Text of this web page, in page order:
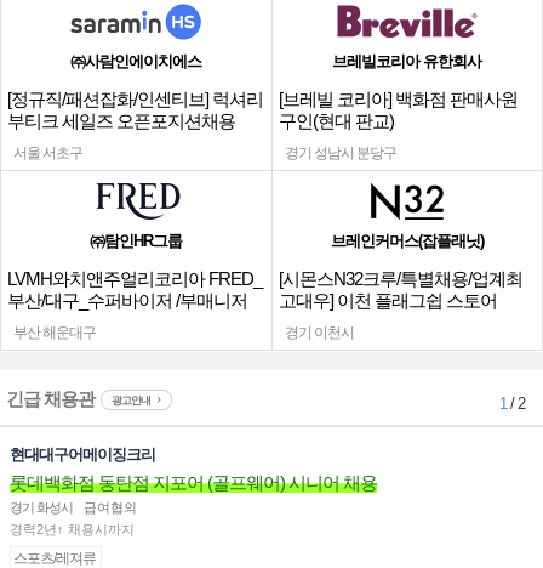
㈜사람인에이치에스
[정규직/패션잡화/인센티브] 럭셔리
부티크 세일즈 오픈포지션채용
서울 서초구
브레빌코리아 유한회사
[브레빌 코리아] 백화점 판매사원
구인(현대 판교)
경기 성남시 분당구
㈜탐인HR그룹
LVMH와치앤주얼리코리아 FRED_
부산/대구_수퍼바이저 /부매니저
채용
부산 해운대구
브레인커머스(잡플래닛)
[시몬스N32크루/특별채용/업계최
고대우] 이천 플래그쉽 스토어
경기 이천시
긴급 채용관 광고안내 1/ 2
현대대구어메이징크리
롯데백화점 동탄점 지포어 (골프웨어) 시니어 채용
경기 화성시
급여협의
경력2년↑ 채용시까지
스포츠/레져류